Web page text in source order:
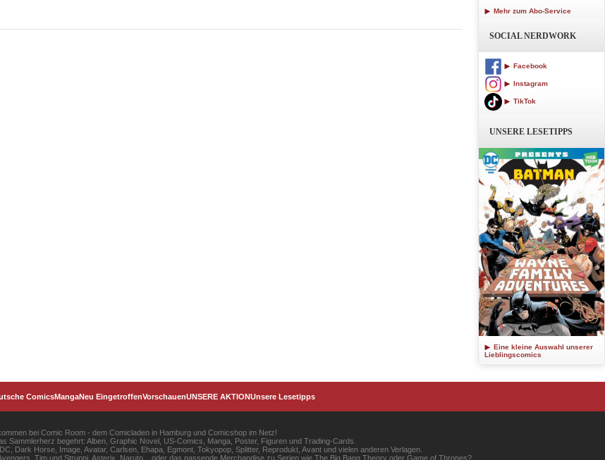
Mehr zum Abo-Service
SOCIAL NERDWORK
Facebook
Instagram
TikTok
UNSERE LESETIPPS
Eine kleine Auswahl unserer
Lieblingscomics
ComicsMangaNeu EingetroffenVorschauenUNSERE AKTIONUnsere Lesetipps
bei Comic Room - dem Comicladen in Hamburg und Comicshop im Netz!
Sammlerherz begehrt: Alben, Graphic Novel, US-Comics, Manga, Poster, Figuren und Trading-Cards.
Dark Horse, Image, Avatar, Carlsen, Ehapa, Egmont, Tokyopop, Splitter, Reprodukt, Avant und vielen anderen Verlagen.
Tim und Struppi, Asterix, Naruto... oder das passende Merchandise zu Serien wie The Big Bang Theory oder Game of Thrones?